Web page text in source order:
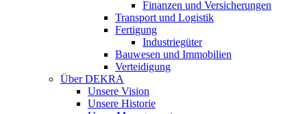
Finanzen und Versicherungen
Transport und Logistik
Fertigung
Industriegüter
Bauwesen und Immobilien
Verteidigung
Über DEKRA
Unsere Vision
Unsere Historie